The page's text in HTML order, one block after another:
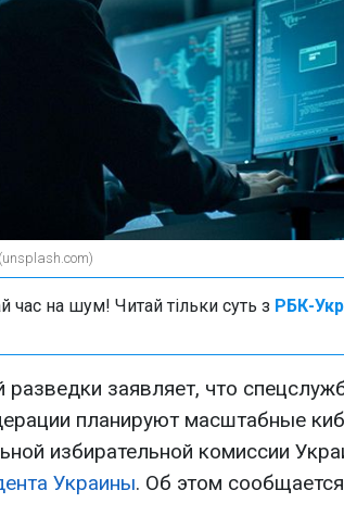
час на шум! Читай тільки суть з РБК-
заявляет, что
планируют масштабные
избирательной комиссии
Украины. Об этом